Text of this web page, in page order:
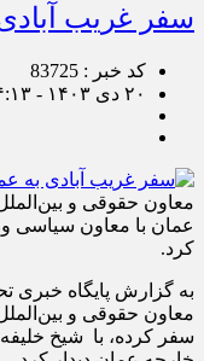
سفر غریب
کد خبر : 83725
۲۰ دی ۱۴۰۳ - ۱۴:۱۳
معاون حقوقی و
عمان با معاون سیاسی
کرد.
به گزارش پایگاه خبری
معاون حقوقی و
سفر کرده، با شیخ